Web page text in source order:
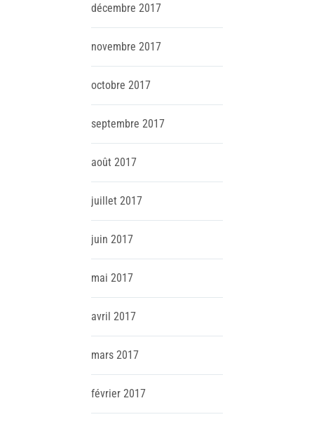
décembre 2017
novembre 2017
octobre 2017
septembre 2017
août 2017
juillet 2017
juin 2017
mai 2017
avril 2017
mars 2017
février 2017